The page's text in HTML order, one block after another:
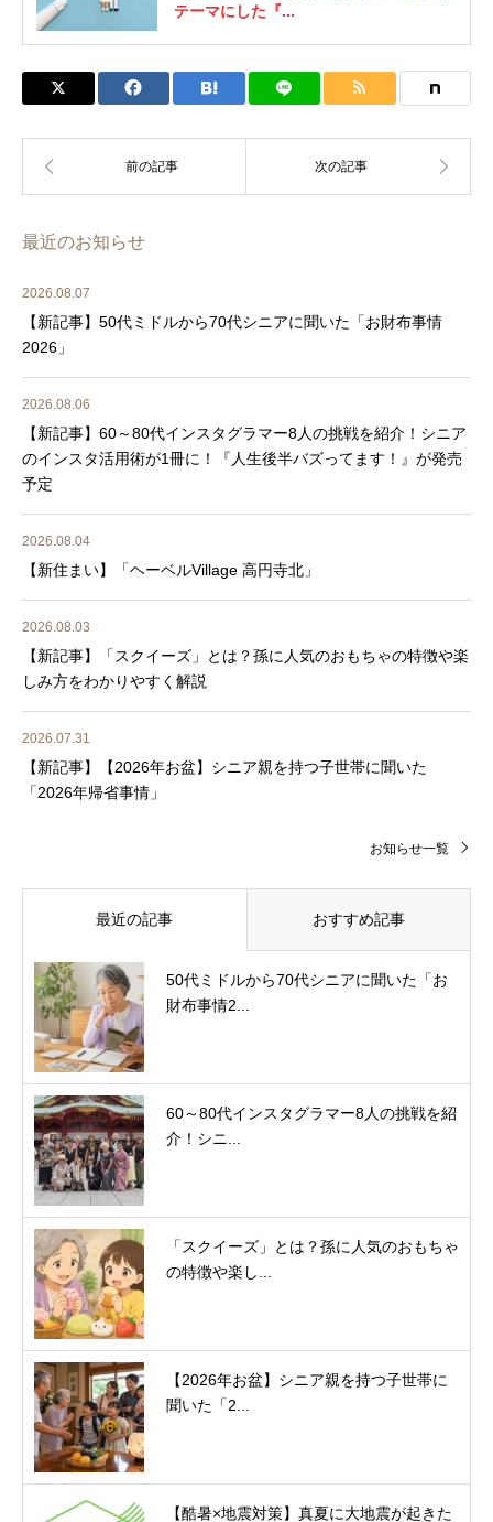
テーマにした『...
最近のお知らせ
2026.08.07
【新記事】50代ミドルから70代シニアに聞いた「お財布事情
2026」
2026.08.06
【新記事】60～80代インスタグラマー8人の挑戦を紹介！シニア
のインスタ活用術が1冊に！『人生後半バズってます！』が発売
予定
2026.08.04
【新住まい】「ヘーベルVillage 高円寺北」
2026.08.03
【新記事】「スクイーズ」とは？孫に人気のおもちゃの特徴や楽
しみ方をわかりやすく解説
2026.07.31
【新記事】【2026年お盆】シニア親を持つ子世帯に聞いた
「2026年帰省事情」
お知らせ一覧
最近の記事 おすすめ記事
50代ミドルから70代シニアに聞いた「お
財布事情2...
60～80代インスタグラマー8人の挑戦を紹
介！シニ...
「スクイーズ」とは？孫に人気のおもちゃ
の特徴や楽し...
【2026年お盆】シニア親を持つ子世帯に
聞いた「2...
【酷暑×地震対策】真夏に大地震が起きた